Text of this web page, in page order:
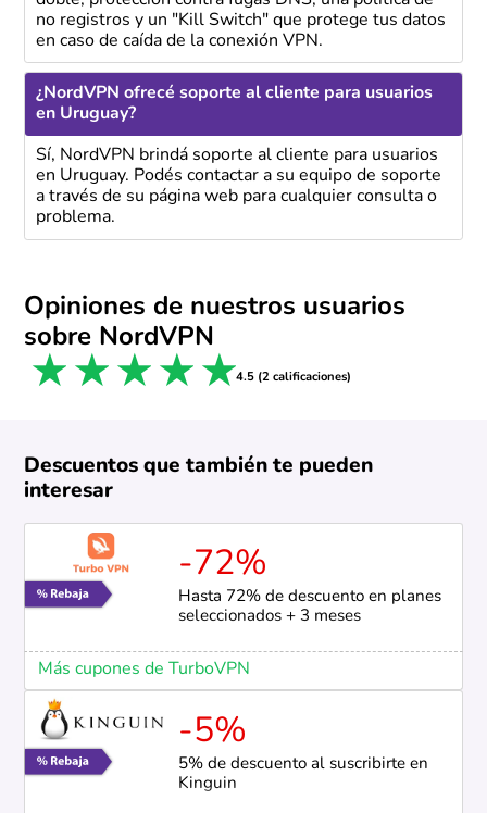
no registros y un "Kill Switch" que protege tus datos
en caso de caída de la conexión VPN.
¿NordVPN ofrecé soporte al cliente para usuarios
en Uruguay?
Sí, NordVPN brindá soporte al cliente para usuarios
en Uruguay. Podés contactar a su equipo de soporte
a través de su página web para cualquier consulta o
problema.
Opiniones de nuestros usuarios
sobre NordVPN
5 stars
4 stars
3 stars
2 stars
1 star 4.5 (2 calificaciones)
Descuentos que también te pueden
interesar
-72%
Hasta 72% de descuento en planes
seleccionados + 3 meses
Más cupones de TurboVPN
-5%
5% de descuento al suscribirte en
Kinguin